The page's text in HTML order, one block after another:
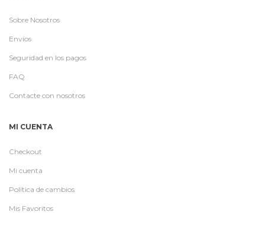
Sobre Nosotros
Envíos
Seguridad en los pagos
FAQ
Contacte con nosotros
MI CUENTA
Checkout
Mi cuenta
Política de cambios
Mis Favoritos